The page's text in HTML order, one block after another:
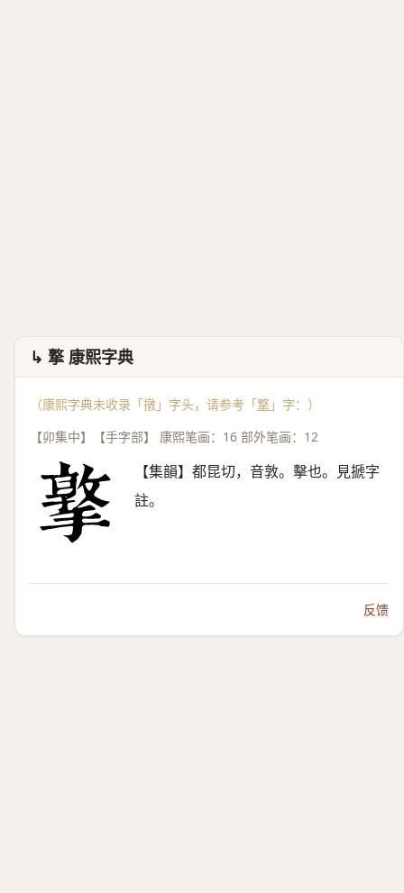
↳ 撉 康熙字典
（康熙字典未收录「撴」字头，请参考「撉 」字：）
【卯集中】【手字部】 康熙笔画：16 部外笔画：12
【集韻】都昆切，音敦。擊也。見搋字
註。
反馈